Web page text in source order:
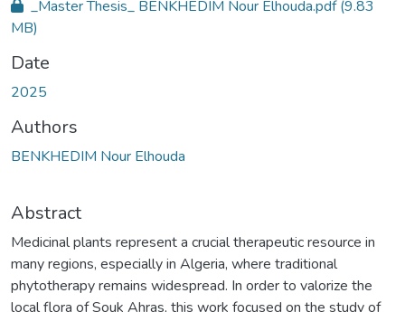
_Master Thesis_ BENKHEDIM Nour Elhouda.pdf(9.83
MB)
Date
2025
Authors
BENKHEDIM Nour Elhouda
Abstract
Medicinal plants represent a crucial therapeutic resource in
many regions, especially in Algeria, where traditional
phytotherapy remains widespread. In order to valorize the
local flora of Souk Ahras, this work focused on the study of